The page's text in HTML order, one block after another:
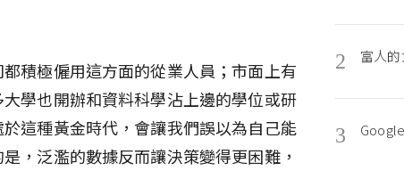
積極僱用這方面的從業人員；市面上有
學也開辦和資料科學沾上邊的學位或研
這種黃金時代，會讓我們誤以為自己能
，泛濫的數據反而讓決策變得更困難，
2 富人
3